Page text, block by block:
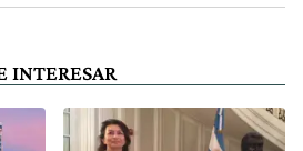
INTERESAR